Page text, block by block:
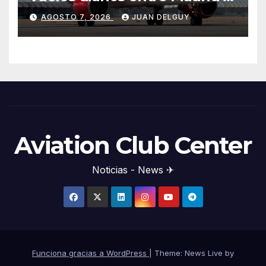
Menorca durante el invierno
AGOSTO 7, 2026 JUAN DELGUY
Aviation Club Center
Noticias - News ✈
Funciona gracias a WordPress
Theme: News Live by